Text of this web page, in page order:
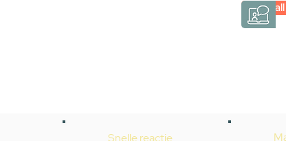
Snelle reactie